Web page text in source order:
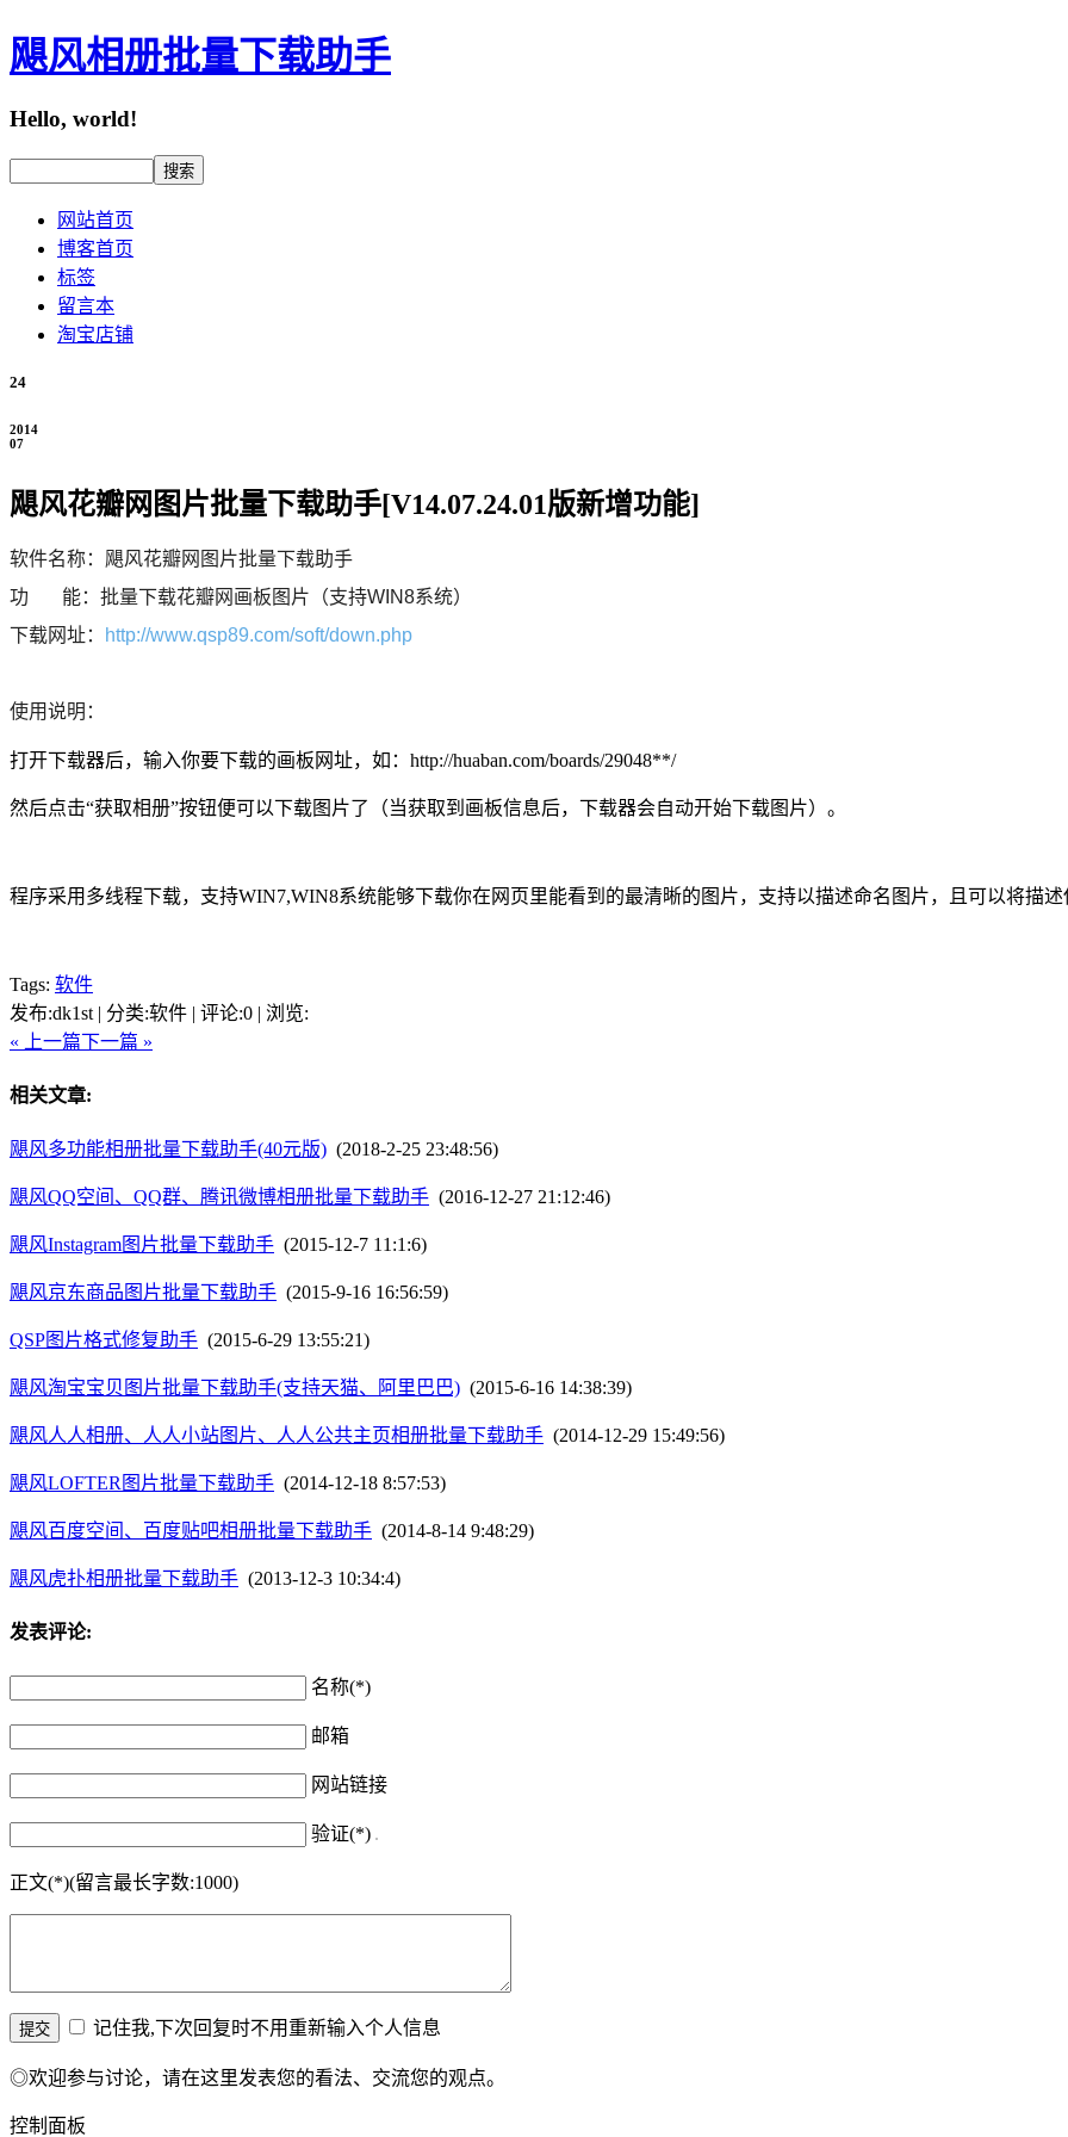
飓风相册批量下载助手
Hello, world!
网站首页
博客首页
标签
留言本
淘宝店铺
24
2014
07
飓风花瓣网图片批量下载助手[V14.07.24.01版新增功能]
软件名称：飓风花瓣网图片批量下载助手
功 能：批量下载花瓣网画板图片（支持WIN8系统）
下载网址：
http://www.qsp89.com/soft/down.php
使用说明：
打开下载器后，输入你要下载的画板网址，如：http://huaban.com/boards/29048**/
然后点击“获取相册”按钮便可以下载图片了（当获取到画板信息后，下载器会自动开始下载图片）。
程序采用多线程下载，支持WIN7,WIN8系统能够下载你在网页里能看到的最清晰的图片，支持以描述命名图片，且可以将描述
Tags: 软件
发布:dk1st | 分类:软件 | 评论:0 | 浏览:
« 上一篇下一篇 »
相关文章:
飓风多功能相册批量下载助手(40元版) (2018-2-25 23:48:56)
飓风QQ空间、QQ群、腾讯微博相册批量下载助手 (2016-12-27 21:12:46)
飓风Instagram图片批量下载助手 (2015-12-7 11:1:6)
飓风京东商品图片批量下载助手 (2015-9-16 16:56:59)
QSP图片格式修复助手 (2015-6-29 13:55:21)
飓风淘宝宝贝图片批量下载助手(支持天猫、阿里巴巴) (2015-6-16 14:38:39)
飓风人人相册、人人小站图片、人人公共主页相册批量下载助手 (2014-12-29 15:49:56)
飓风LOFTER图片批量下载助手 (2014-12-18 8:57:53)
飓风百度空间、百度贴吧相册批量下载助手 (2014-8-14 9:48:29)
飓风虎扑相册批量下载助手 (2013-12-3 10:34:4)
发表评论:
名称(*)
邮箱
网站链接
验证(*)
正文(*)(留言最长字数:1000)
记住我,下次回复时不用重新输入个人信息
◎欢迎参与讨论，请在这里发表您的看法、交流您的观点。
控制面板